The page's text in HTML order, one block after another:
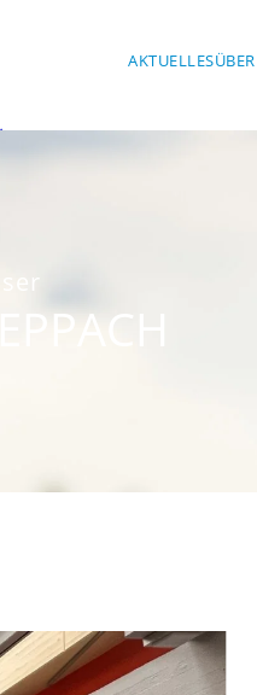
AKTUELLES
STEPPACH
STEPPACH
STEPPACH
STEPPACH
STEPPACH